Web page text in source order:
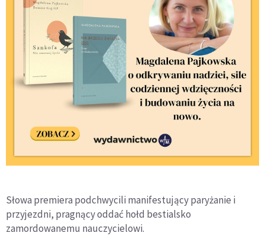
Słowa premiera podchwycili manifestujący paryżanie i
przyjezdni, pragnący oddać hołd bestialsko
zamordowanemu nauczycielowi.